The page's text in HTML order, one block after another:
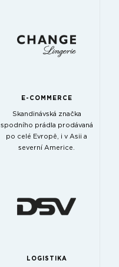
E-COMMERCE
Skandinávská značka
spodního prádla prodávaná
po celé Evropě, i v Asii a
severní Americe.
LOGISTIKA